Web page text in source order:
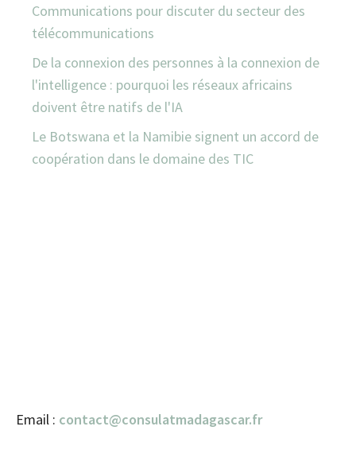
Communications pour discuter du secteur des
télécommunications
De la connexion des personnes à la connexion de
l'intelligence : pourquoi les réseaux africains
doivent être natifs de l'IA
Le Botswana et la Namibie signent un accord de
coopération dans le domaine des TIC
Email : contact@consulatmadagascar.fr